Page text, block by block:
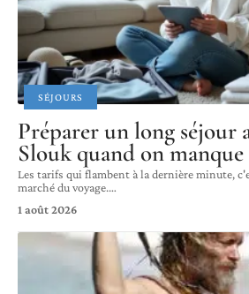
SÉJOURS
Préparer un long séjour
Slouk quand on
Les tarifs qui flambent à la dernière minute,
marché du voyage.…
1 août 2026